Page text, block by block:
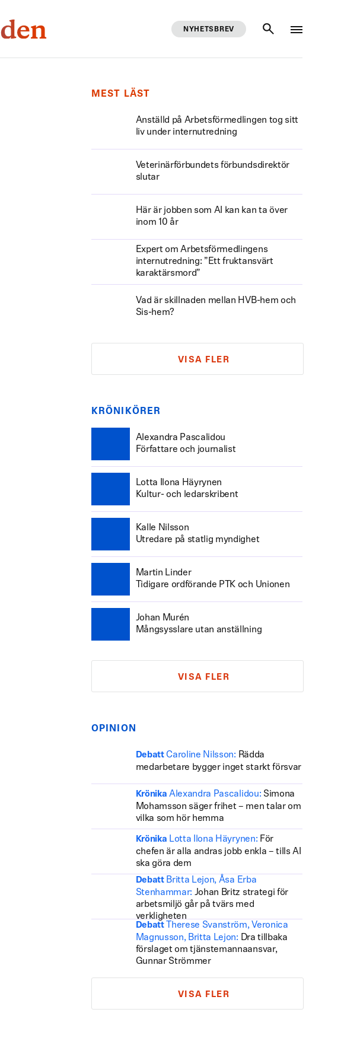
NYHETSBREV
MEST LÄST
Anställd på Arbetsförmedlingen tog sitt
liv under internutredning
Veterinärförbundets förbundsdirektör
slutar
Här är jobben som AI kan kan ta över
inom 10 år
Expert om Arbetsförmedlingens
internutredning: ”Ett fruktansvärt
karaktärsmord”
Vad är skillnaden mellan HVB-hem och
Sis-hem?
VISA FLER
KRÖNIKÖRER
Alexandra Pascalidou
Författare och journalist
Lotta Ilona Häyrynen
Kultur- och ledarskribent
Kalle Nilsson
Utredare på statlig myndighet
Martin Linder
Tidigare ordförande PTK och Unionen
Johan Murén
Mångsysslare utan anställning
VISA FLER
OPINION
Debatt Caroline Nilsson: Rädda
medarbetare bygger inget starkt försvar
Krönika Alexandra Pascalidou: Simona
Mohamsson säger frihet – men talar om
vilka som hör hemma
Krönika Lotta Ilona Häyrynen: För
chefen är alla andras jobb enkla – tills AI
ska göra dem
Debatt Britta Lejon, Åsa Erba
Stenhammar: Johan Britz strategi för
arbetsmiljö går på tvärs med
verkligheten
Debatt
Therese Svanström, Veronica
Magnusson, Britta Lejon: Dra tillbaka
förslaget om tjänstemannaansvar,
Gunnar Strömmer
VISA FLER